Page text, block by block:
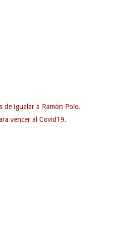
de igualar a Ramón Polo.
vencer al Covid19.